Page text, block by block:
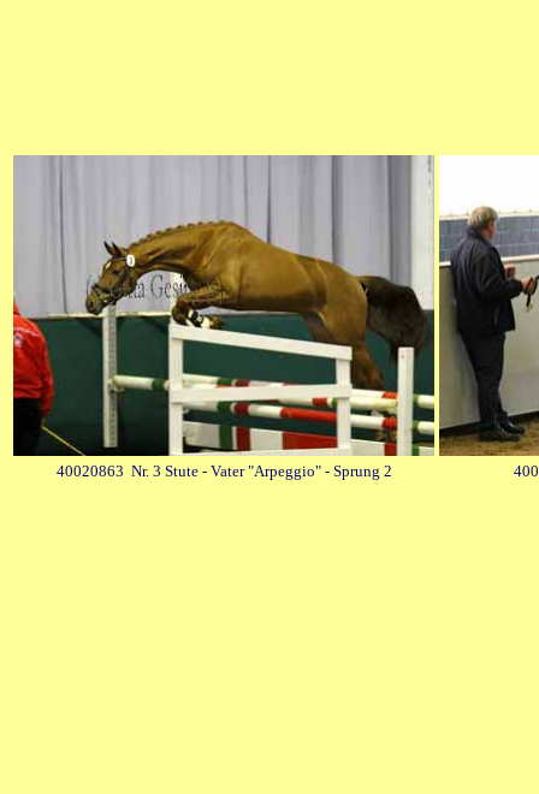
40020863 Nr. 3 Stute - Vater "Arpeggio" - Sprung 2